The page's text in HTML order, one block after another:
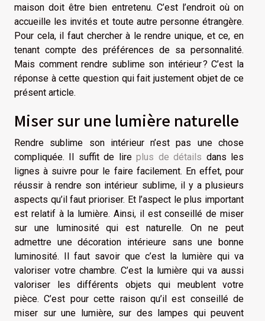
maison doit être bien entretenu. C’est l’endroit où on
accueille les invités et toute autre personne étrangère.
Pour cela, il faut chercher à le rendre unique, et ce, en
tenant compte des préférences de sa personnalité.
Mais comment rendre sublime son intérieur ? C’est la
réponse à cette question qui fait justement objet de ce
présent article.
Miser sur une lumière naturelle
Rendre sublime son intérieur n’est pas une chose
compliquée. Il suffit de lireplus de détails dans les
lignes à suivre pour le faire facilement. En effet, pour
réussir à rendre son intérieur sublime, il y a plusieurs
aspects qu’il faut prioriser. Et l’aspect le plus important
est relatif à la lumière. Ainsi, il est conseillé de miser
sur une luminosité qui est naturelle. On ne peut
admettre une décoration intérieure sans une bonne
luminosité. Il faut savoir que c’est la lumière qui va
valoriser votre chambre. C’est la lumière qui va aussi
valoriser les différents objets qui meublent votre
pièce. C’est pour cette raison qu’il est conseillé de
miser sur une lumière, sur des lampes qui peuvent